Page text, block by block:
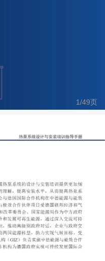
1/49页